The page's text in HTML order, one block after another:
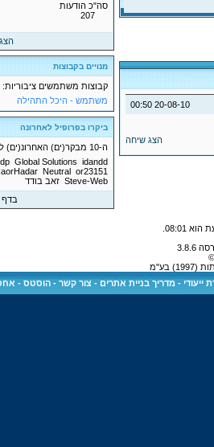
20-08-10
00:50
הצג שיחה
סה"כ הודעות
207
מנויים בקבוצות
קבוצות משתמשים ציבוריות:
משתמש - היכל התהילה
ביקרו בפרופיל לאחרונה
ה-10 מבקר(ים) האחרונ(ים) לדף זה היו:
Global Solutions idandd
Neutral or23151
Steve-Web זאב בודד
בדף
08:01
בע"מ
ייעודי -מדריך בניית אתרים -צור קשר -הוסטס -